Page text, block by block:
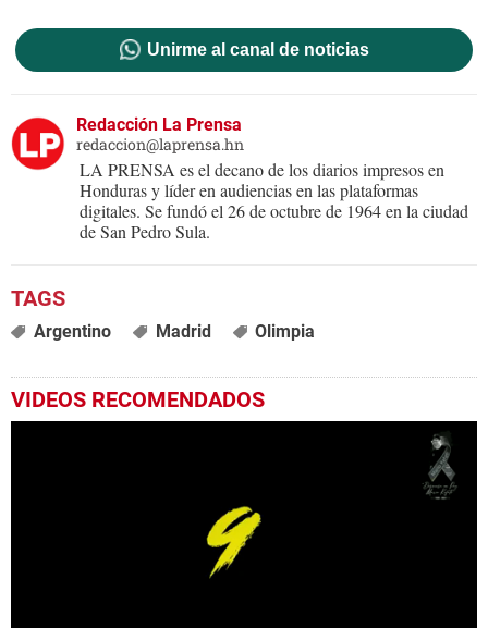
Unirme al canal de noticias
Redacción La Prensa
redaccion@laprensa.hn
LA PRENSA es el decano de los diarios impresos en
Honduras y líder en audiencias en las plataformas
digitales. Se fundó el 26 de octubre de 1964 en la ciudad
de San Pedro Sula.
Argentino Madrid Olimpia
VIDEOS RECOMENDADOS